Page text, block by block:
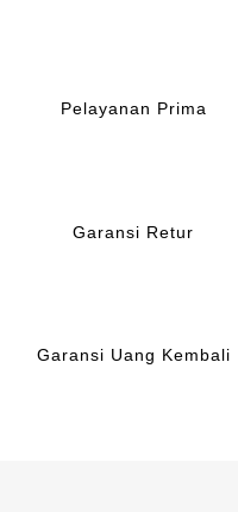
Pelayanan Prima
Garansi Retur
Garansi Uang Kembali